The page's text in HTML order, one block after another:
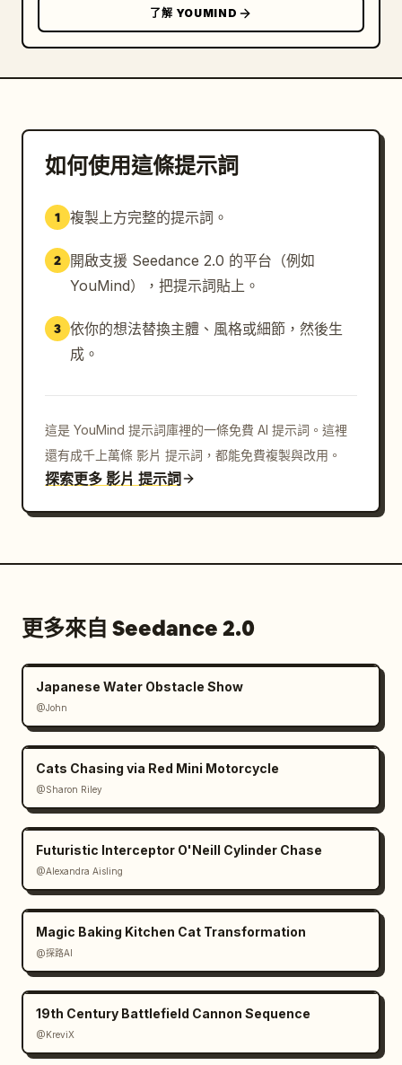
了解 YOUMIND
如何使用這條提示詞
1 複製上方完整的提示詞。
2
開啟支援 Seedance 2.0 的平台（例如
YouMind），把提示詞貼上。
3 依你的想法替換主體、風格或細節，然後生
成。
這是 YouMind 提示詞庫裡的一條免費 AI 提示詞。這裡
還有成千上萬條 影片 提示詞，都能免費複製與改用。
探索更多 影片 提示詞
更多來自 Seedance 2.0
Japanese Water Obstacle Show
@John
Cats Chasing via Red Mini Motorcycle
@Sharon Riley
Futuristic Interceptor O'Neill Cylinder Chase
@Alexandra Aisling
Magic Baking Kitchen Cat Transformation
@探路AI
19th Century Battlefield Cannon Sequence
@KreviX